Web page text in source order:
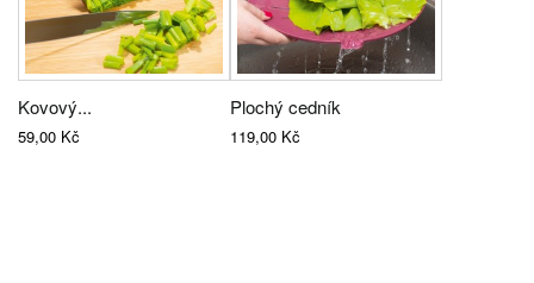
Kovový...
59,00 Kč
Plochý cedník
119,00 Kč